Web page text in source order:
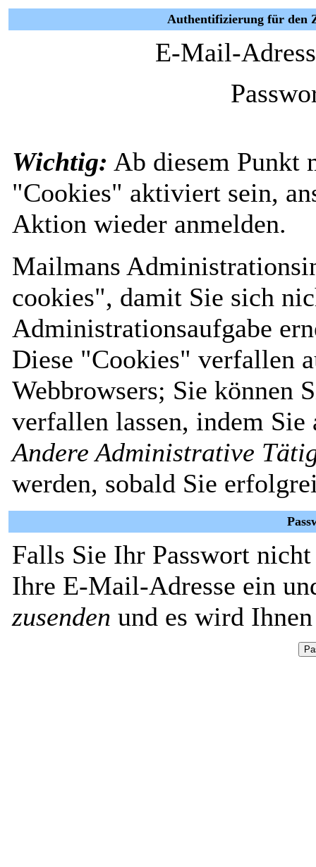
Authentifizierung für den
E-Mail-
Wichtig: Ab diesem Punkt
"Cookies" aktiviert sein,
Aktion wieder anmelden.
Mailmans
cookies", damit Sie sich
Administrationsaufgabe
Diese "Cookies" verfallen
Webbrowsers; Sie können
verfallen lassen, indem
Andere Administrative
werden, sobald Sie
Falls Sie Ihr Passwort
Ihre E-Mail-Adresse ein
zusenden und es wird